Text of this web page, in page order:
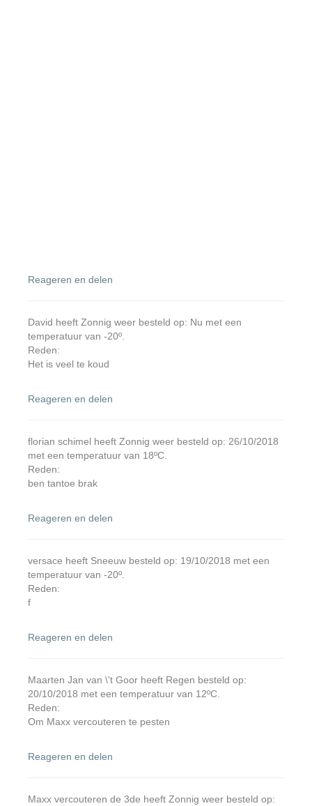
Reageren en delen
David heeft Zonnig weer besteld op: Nu met een
temperatuur van -20º.
Reden:
Het is veel te koud
Reageren en delen
florian schimel heeft Zonnig weer besteld op: 26/10/2018
met een temperatuur van 18ºC.
Reden:
ben tantoe brak
Reageren en delen
versace heeft Sneeuw besteld op: 19/10/2018 met een
temperatuur van -20º.
Reden:
f
Reageren en delen
Maarten Jan van \'t Goor heeft Regen besteld op:
20/10/2018 met een temperatuur van 12ºC.
Reden:
Om Maxx vercouteren te pesten
Reageren en delen
Maxx vercouteren de 3de heeft Zonnig weer besteld op: